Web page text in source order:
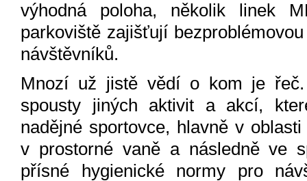
výhodná poloha, několik linek
parkoviště zajišťují
návštěvníků.
Mnozí už jistě vědí o kom je
spousty jiných aktivit a akcí,
nadějné sportovce, hlavně v
v prostorné vaně a následně ve
přísné hygienické normy pro